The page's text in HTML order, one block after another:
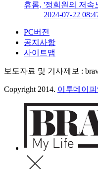
휴롬, '정희원의 저속
2024-07-22
PC버전
공지사항
사이트맵
보도자료 및 기사제보 :
Copyright 2014. 이투데이피